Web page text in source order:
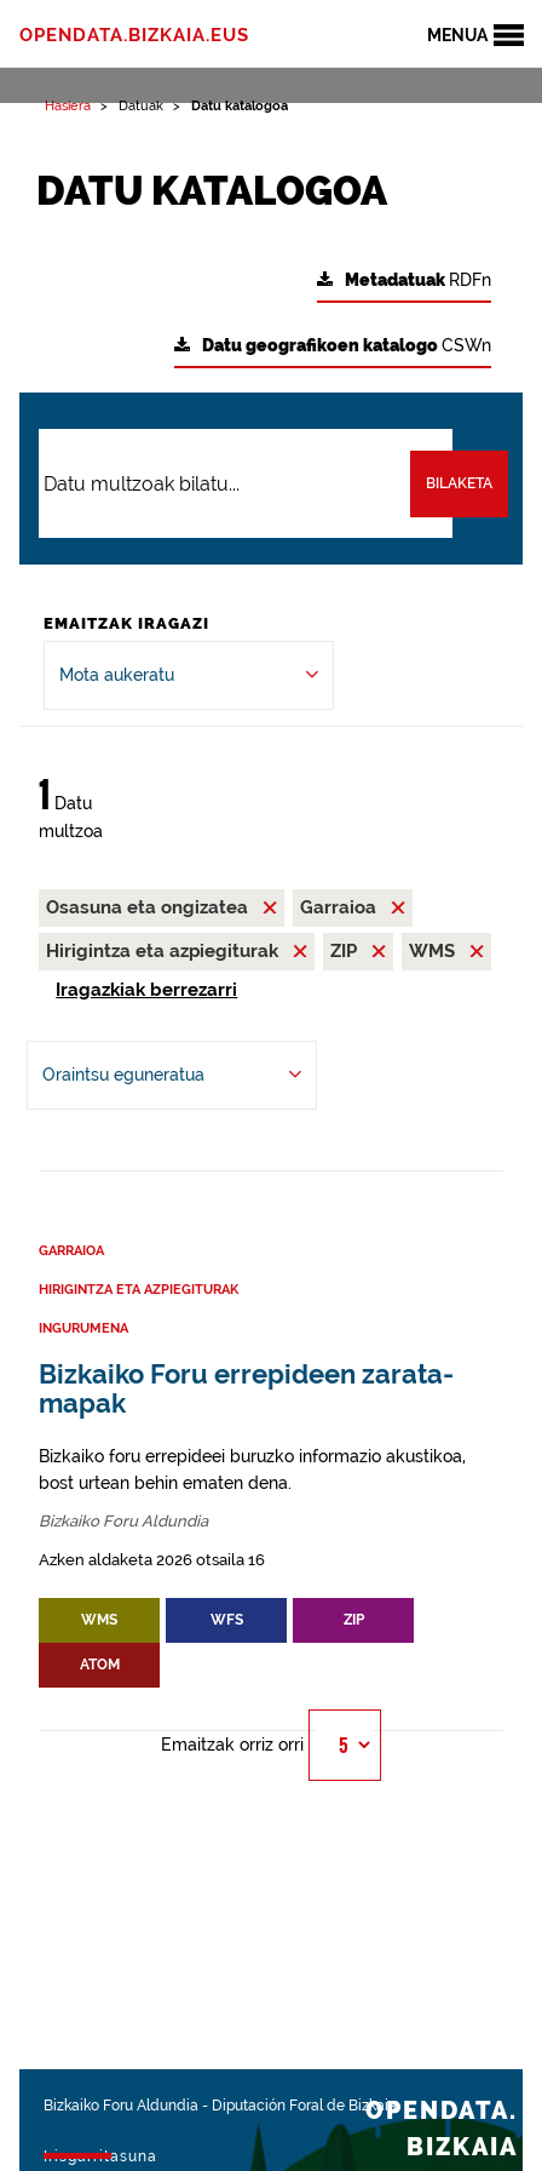
MENUA
OPENDATA.BIZKAIA.EUS
Hasiera Datuak Datu katalogoa
DATU KATALOGOA
Metadatuak RDFn
Datu geografikoen katalogoCSWn
BILAKETA
EMAITZAK IRAGAZI
Mota aukeratu
1 Datu
multzoa
Osasuna eta ongizatea
Garraioa
Hirigintza eta azpiegiturak
ZIP
WMS
Iragazkiak berrezarri
Oraintsu eguneratua
GARRAIOA
HIRIGINTZA ETA AZPIEGITURAK
INGURUMENA
Bizkaiko Foru errepideen zarata-
mapak
Bizkaiko foru errepideei buruzko informazio akustikoa,
bost urtean behin ematen dena.
Bizkaiko Foru Aldundia
Azken aldaketa 2026 otsaila 16
WMS WFS ZIP
ATOM
Emaitzak orriz orri
Bizkaiko Foru Aldundia - Diputación Foral de Bizkaia
Irisgarritasuna
OPENDATA.
BIZKAIA